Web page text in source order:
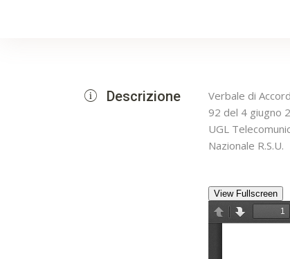
Descrizione
Verbale di
92 del 4 giugno
UGL
Nazionale R.S.U.
View Fullscreen